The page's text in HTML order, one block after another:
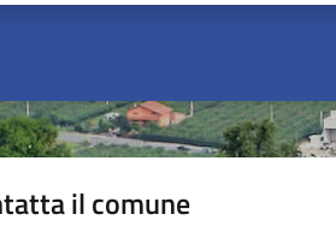
il comune